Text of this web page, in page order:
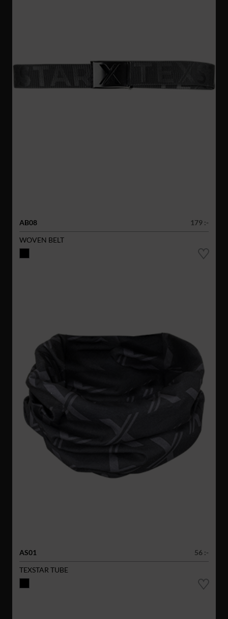
AB08
179 :-
WOVEN BELT
AS01
56 :-
TEXSTAR TUBE